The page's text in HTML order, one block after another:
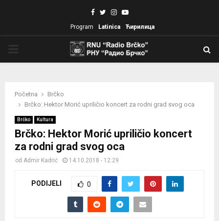
Facebook
TwitterInstagram
Youtube
Program Latinica Ћирилица
Početna
Brčko
Brčko: Hektor Morić upriličio koncert za rodni grad svog oca
Brčko Kultura
Brčko: Hektor Morić upriličio koncert
za rodni grad svog oca
od Admir Kadrić 14.10.2018 - 12:29
PODIJELI 0